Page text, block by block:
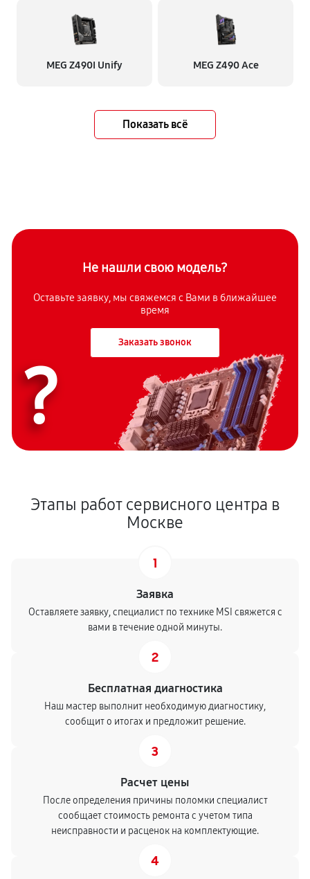
MEG Z490I Unify MEG Z490 Ace
Показать всё
Не нашли свою модель?
Оставьте заявку, мы свяжемся с Вами в ближайшее
время
Заказать звонок
?
Этапы работ сервисного центра в
Москве
1
Заявка
Оставляете заявку, специалист по технике MSI свяжется с
вами в течение одной минуты.
2
Бесплатная диагностика
Наш мастер выполнит необходимую диагностику,
сообщит о итогах и предложит решение.
3
Расчет цены
После определения причины поломки специалист
сообщает стоимость ремонта с учетом типа
неисправности и расценок на комплектующие.
4